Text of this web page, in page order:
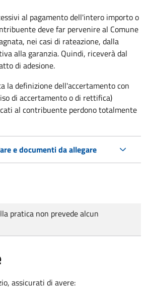
al pagamento dell'intero importo o
deve far pervenire al Comune
nei casi di rateazione, dalla
alla garanzia. Quindi, riceverà dal
di adesione.
la definizione dell'accertamento con
di accertamento o di rettifica)
al contribuente perdono totalmente
e documenti da allegare
pratica non prevede alcun
assicurati di avere: